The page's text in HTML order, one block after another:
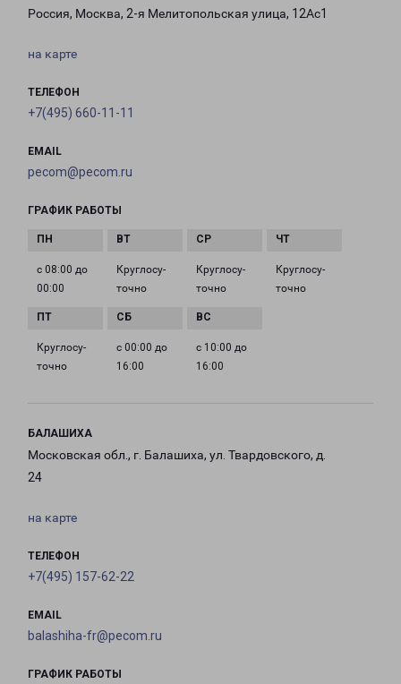
Россия, Москва, 2-я Мелитопольская улица, 12Ас1
на карте
ТЕЛЕФОН
+7(495) 660-11-11
EMAIL
pecom@pecom.ru
ГРАФИК РАБОТЫ
с 08:00 до
00:00
Круглосу­
точно
Круглосу­
точно
Круглосу­
точно
Круглосу­
точно
с 00:00 до
16:00
с 10:00 до
16:00
БАЛАШИХА
Московская обл., г. Балашиха, ул. Твардовского, д.
24
на карте
ТЕЛЕФОН
+7(495) 157-62-22
EMAIL
balashiha-fr@pecom.ru
ГРАФИК РАБОТЫ